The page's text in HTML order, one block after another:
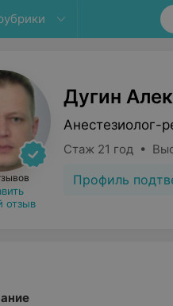
отзыв
Дугин
Анестезиолог-
Стаж 21 год •
Профиль